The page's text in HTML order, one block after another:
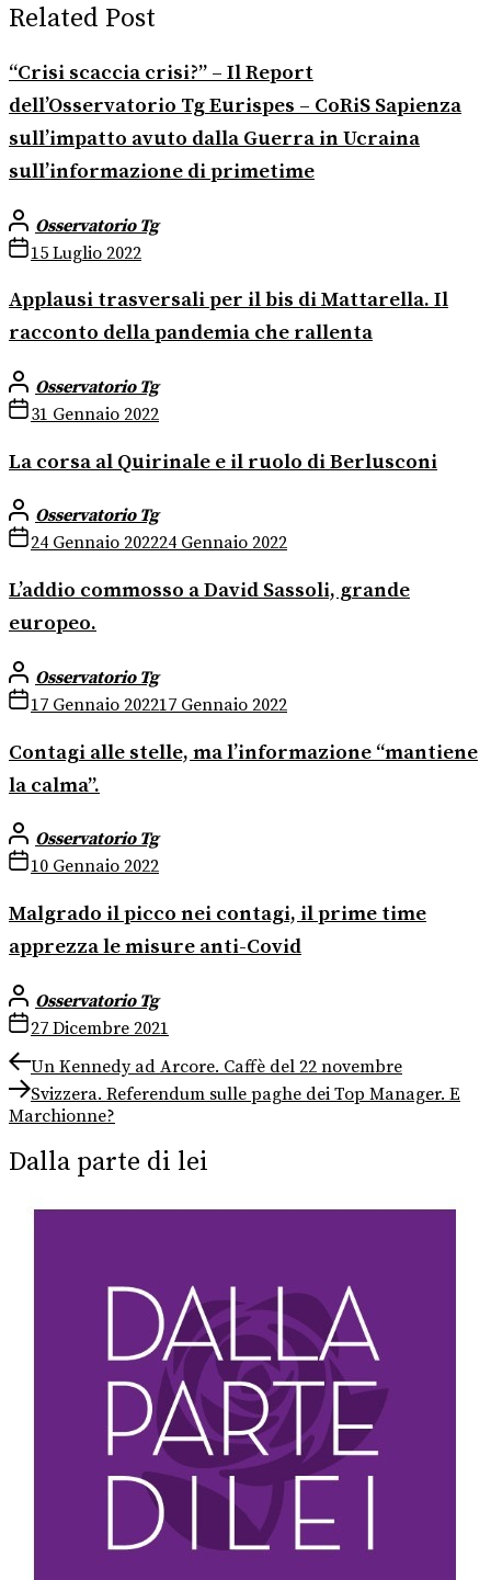
Related Post
“Crisi scaccia crisi?” – Il Report
dell’Osservatorio Tg Eurispes – CoRiS Sapienza
sull’impatto avuto dalla Guerra in Ucraina
sull’informazione di primetime
Osservatorio Tg
15 Luglio 2022
Applausi trasversali per il bis di Mattarella. Il
racconto della pandemia che rallenta
Osservatorio Tg
31 Gennaio 2022
La corsa al Quirinale e il ruolo di Berlusconi
Osservatorio Tg
24 Gennaio 202224 Gennaio 2022
L’addio commosso a David Sassoli, grande
europeo.
Osservatorio Tg
17 Gennaio 202217 Gennaio 2022
Contagi alle stelle, ma l’informazione “mantiene
la calma”.
Osservatorio Tg
10 Gennaio 2022
Malgrado il picco nei contagi, il prime time
apprezza le misure anti-Covid
Osservatorio Tg
27 Dicembre 2021
Navigazione
articoli
Previous
post:
Un Kennedy ad Arcore. Caffè del 22 novembre
Next
post:
Svizzera. Referendum sulle paghe dei Top Manager. E
Marchionne?
Dalla parte di lei